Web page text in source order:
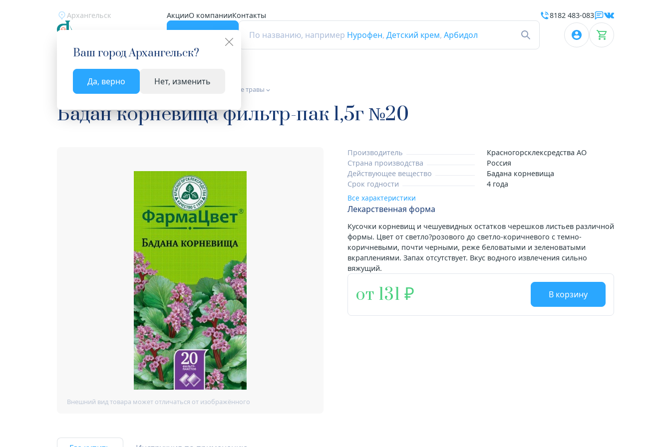
Архангельск АкцииО компанииКонтакты
По названию, например Нурофен, Детский крем, Арбидол
Ваш городАрхангельск?
Да, верно Нет, изменить
8182 483-083
Главная Каталог Лекарства и БАД Лекарственные травы
Бадан корневища фильтр-пак 1,5г №20
Производитель
Красногорсклексредства АО
Страна производства
Россия
Действующее вещество
Бадана корневища
Срок годности
4 года
Все характеристики
Лекарственная форма
Кусочки корневищ и чешуевидных остатков черешков листьев различной
формы. Цвет от светло?розового до светло-коричневого с темно-
коричневыми, почти черными, реже беловатыми и зеленоватыми
вкраплениями. Запах отсутствует. Вкус водного извлечения сильно
вяжущий.
от 131 В корзину